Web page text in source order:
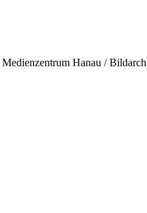
Medienzentrum Hanau /